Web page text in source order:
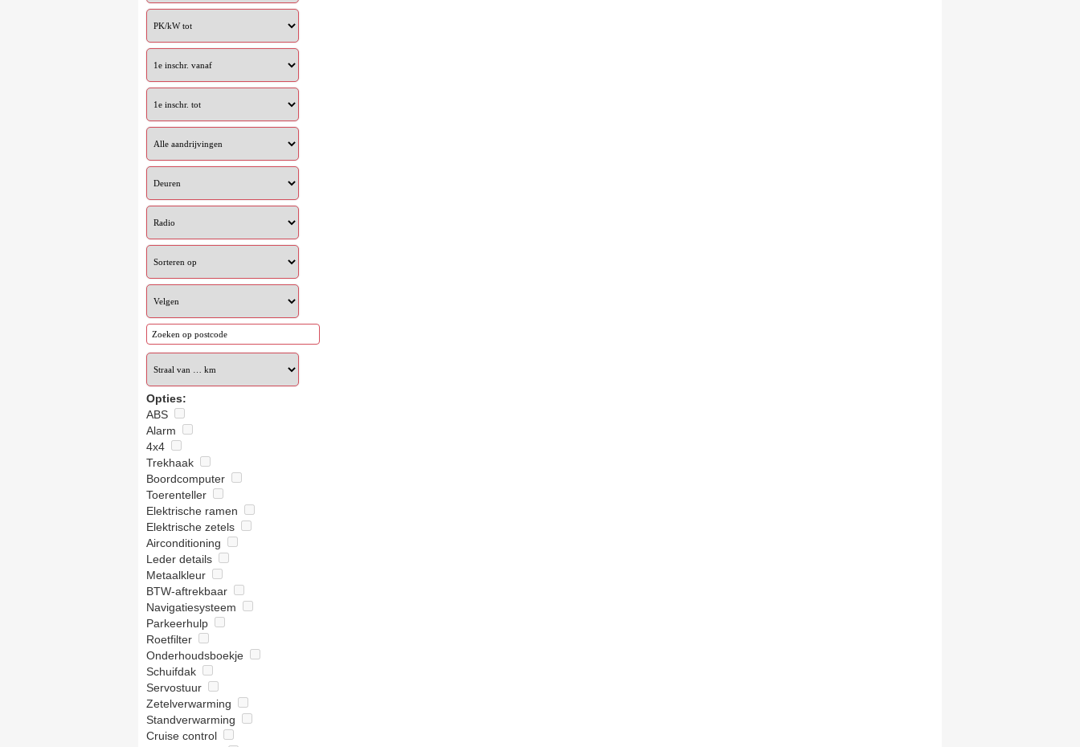
Opties:
ABS
Alarm
4x4
Trekhaak
Boordcomputer
Toerenteller
Elektrische ramen
Elektrische zetels
Airconditioning
Leder details
Metaalkleur
BTW-aftrekbaar
Navigatiesysteem
Parkeerhulp
Roetfilter
Onderhoudsboekje
Schuifdak
Servostuur
Zetelverwarming
Standverwarming
Cruise control